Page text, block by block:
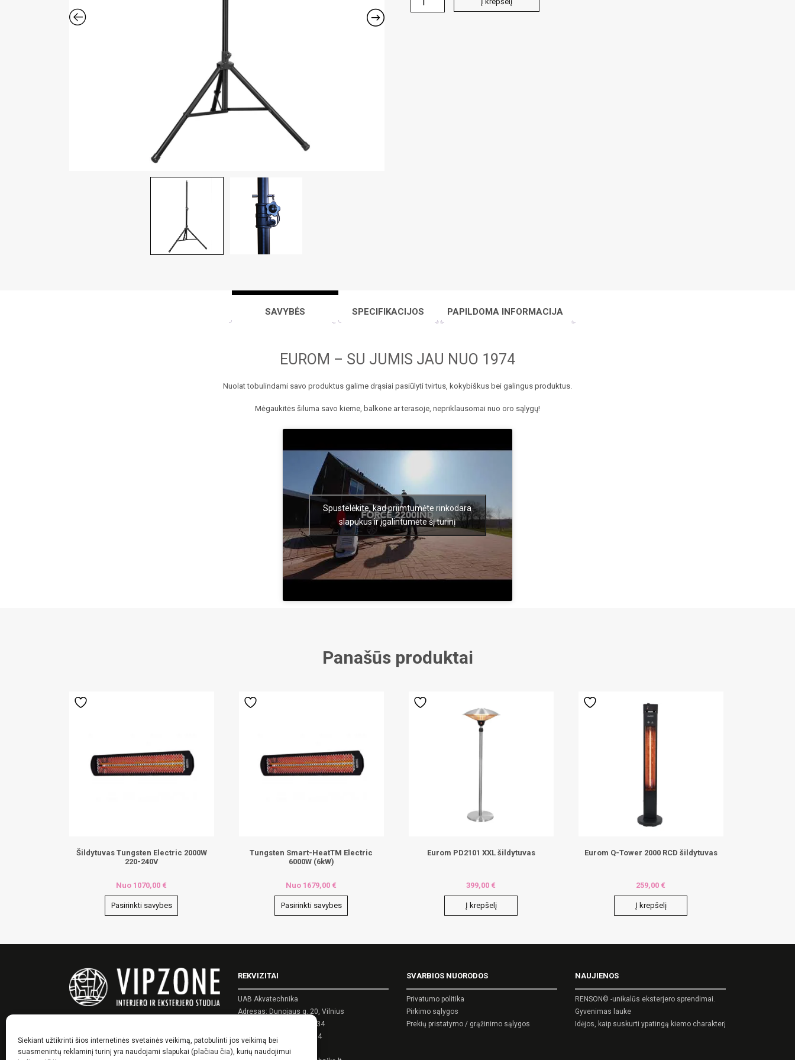
Siekiant užtikrinti šios internetinės svetainės veikimą, patobulinti jos veikimą bei
suasmenintų reklaminį turinį yra naudojami slapukai (plačiau čia), kurių naudojimui
kiekis:
SAVYBĖS SPECIFIKACIJOS PAPILDOMA INFORMACIJA
EUROM – SU JUMIS JAU NUO 1974
Nuolat tobulindami savo produktus galime drąsiai pasiūlyti tvirtus, kokybiškus bei galingus produktus.
Mėgaukitės šiluma savo kieme, balkone ar terasoje, nepriklausomai nuo oro sąlygų!
Spustelėkite, kad priimtumėte rinkodara
slapukus ir įgalintumėte šį turinį
Panašūs produktai
Šildytuvas Tungsten Electric 2000W
220-240V
Nuo 1070,00 €
Pasirinkti savybes
variants.
The
options
be
chosen
Tungsten Smart-HeatTM Electric
6000W (6kW)
Nuo 1679,00 €
Pasirinkti savybes
variants.
The
options
chosen
Eurom PD2101 XXL šildytuvas
399,00 €
Į krepšelį
Eurom Q-Tower 2000 RCD šildytuvas
259,00 €
Į krepšelį
REKVIZITAI
UAB Akvatechnika
Adresas: Dunojaus g. 20, Vilnius
Įmonės kodas: 124389034
PVM kodas: LT243890314
Telefonas:0 5 270 9695
SVARBIOS NUORODOS
Privatumo politika
Pirkimo sąlygos
Prekių pristatymo / grąžinimo sąlygos
NAUJIENOS
RENSON© -unikalūs eksterjero sprendimai.
Gyvenimas lauke
Idėjos, kaip suskurti ypatingą kiemo charakterį